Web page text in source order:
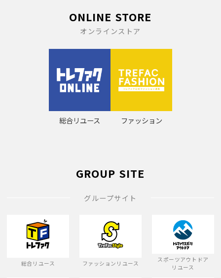
ONLINE STORE
オンラインストア
総合リユース ファッション
GROUP SITE
グループサイト
総合リユース ファッションリユース
スポーツアウトドア
リユース